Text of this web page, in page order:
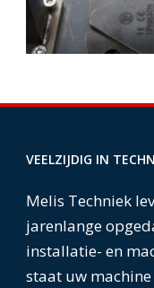
VEELZIJDIG IN
Melis Techniek
jarenlange
installatie- en
staat uw